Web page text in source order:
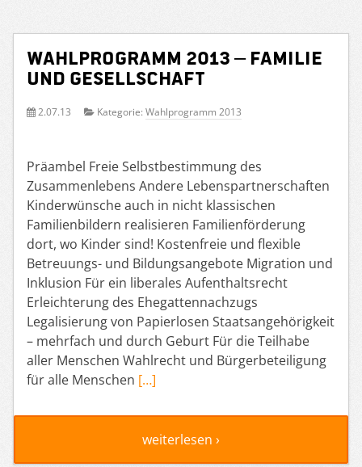
Wahlprogramm 2013 – Familie
und Gesellschaft
2.07.13 Kategorie: Wahlprogramm 2013
Präambel Freie Selbstbestimmung des
Zusammenlebens Andere Lebenspartnerschaften
Kinderwünsche auch in nicht klassischen
Familienbildern realisieren Familienförderung
dort, wo Kinder sind! Kostenfreie und flexible
Betreuungs- und Bildungsangebote Migration und
Inklusion Für ein liberales Aufenthaltsrecht
Erleichterung des Ehegattennachzugs
Legalisierung von Papierlosen Staatsangehörigkeit
– mehrfach und durch Geburt Für die Teilhabe
aller Menschen Wahlrecht und Bürgerbeteiligung
für alle Menschen […]
weiterlesen ›